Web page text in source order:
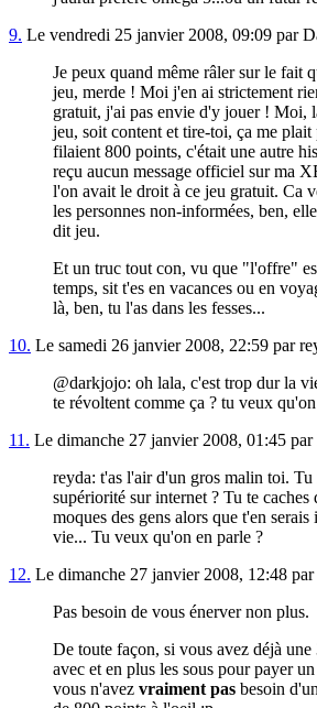
9. Le vendredi 25 janvier 2008, 09:09 par
Je peux quand même râler sur le fait
jeu, merde ! Moi j'en ai strictement
gratuit, j'ai pas envie d'y jouer ! Moi,
jeu, soit content et tire-toi, ça me
filaient 800 points, c'était une autre
reçu aucun message officiel sur ma
l'on avait le droit à ce jeu gratuit. Ca
les personnes non-informées, ben,
dit jeu.
Et un truc tout con, vu que "l'offre"
temps, sit t'es en vacances ou en
là, ben, tu l'as dans les fesses...
10. Le samedi 26 janvier 2008, 22:59 par
@darkjojo: oh lala, c'est trop dur la
te révoltent comme ça ? tu veux
11. Le dimanche 27 janvier 2008, 01:45
reyda: t'as l'air d'un gros malin toi. Tu
supériorité sur internet ? Tu te
moques des gens alors que t'en
vie... Tu veux qu'on en parle ?
12. Le dimanche 27 janvier 2008, 12:48 par
Pas besoin de vous énerver non plus.
De toute façon, si vous avez déjà
avec et en plus les sous pour payer
vous n'avez vraiment pas besoin